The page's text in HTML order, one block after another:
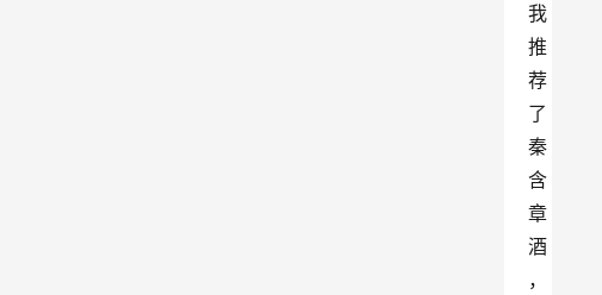
我
推
荐
了
秦
含
章
酒
，